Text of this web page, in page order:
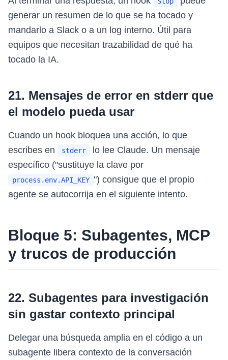
generar un resumen de lo que se ha tocado y
mandarlo a Slack o a un log interno. Útil para
equipos que necesitan trazabilidad de qué ha
tocado la IA.
21. Mensajes de error en stderr que
el modelo pueda usar
Cuando un hook bloquea una acción, lo que
escribes en
stderr
lo lee Claude. Un mensaje
específico ("sustituye la clave por
process.env.API_KEY ") consigue que el propio
agente se autocorrija en el siguiente intento.
Bloque 5: Subagentes, MCP
y trucos de producción
22. Subagentes para investigación
sin gastar contexto principal
Delegar una búsqueda amplia en el código a un
subagente libera contexto de la conversación